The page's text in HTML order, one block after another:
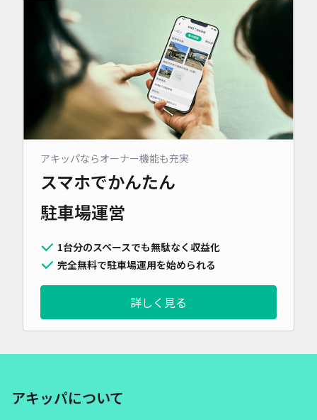
アキッパならオーナー機能も充実
スマホでかんたん
駐車場運営
1台分のスペースでも無駄なく収益化
完全無料で駐車場運用を始められる
詳しく見る
アキッパについて